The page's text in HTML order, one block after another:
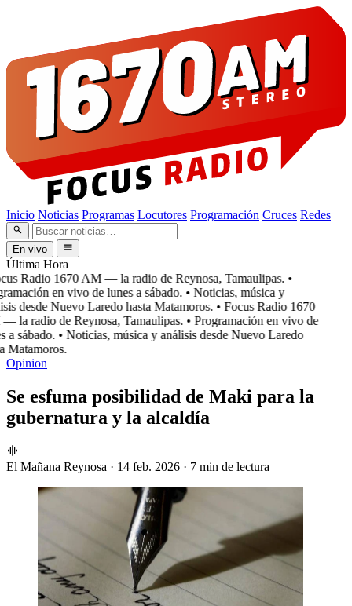
Inicio Noticias Programas Locutores Programación Cruces Redes
En vivo
Última Hora
Radio 1670 AM — la radio de Reynosa, Tamaulipas. •
en vivo de lunes a sábado. • Noticias, música y
desde Nuevo Laredo hasta Matamoros. • Focus Radio 1670
la radio de Reynosa, Tamaulipas. • Programación en vivo de
a sábado. • Noticias, música y análisis desde Nuevo Laredo
Matamoros.
Opinion
Se esfuma posibilidad de Maki para la
gubernatura y la alcaldía
El Mañana Reynosa · 14 feb. 2026 · 7 min de lectura